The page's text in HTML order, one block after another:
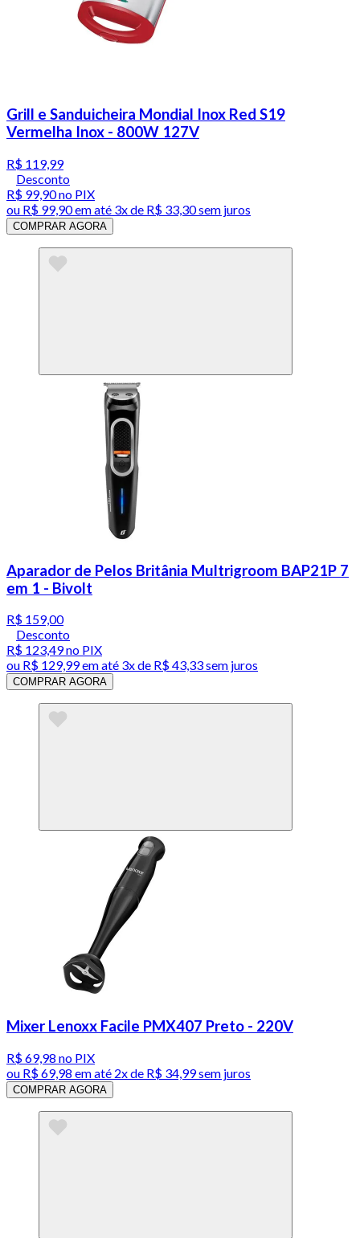
Grill e Sanduicheira Mondial Inox Red S19
Vermelha Inox - 800W 127V
R$ 119,99
Desconto
R$ 99,90no PIX
ou R$ 99,90em até 3x de R$ 33,30 sem juros
COMPRAR AGORA
Aparador de Pelos Britânia Multrigroom BAP21P 7
em 1 - Bivolt
R$ 159,00
Desconto
R$ 123,49no PIX
ou R$ 129,99em até 3x de R$ 43,33 sem juros
COMPRAR AGORA
Mixer Lenoxx Facile PMX407 Preto - 220V
R$ 69,98 no PIX
ou R$ 69,98 em até 2x de R$ 34,99 sem juros
COMPRAR AGORA